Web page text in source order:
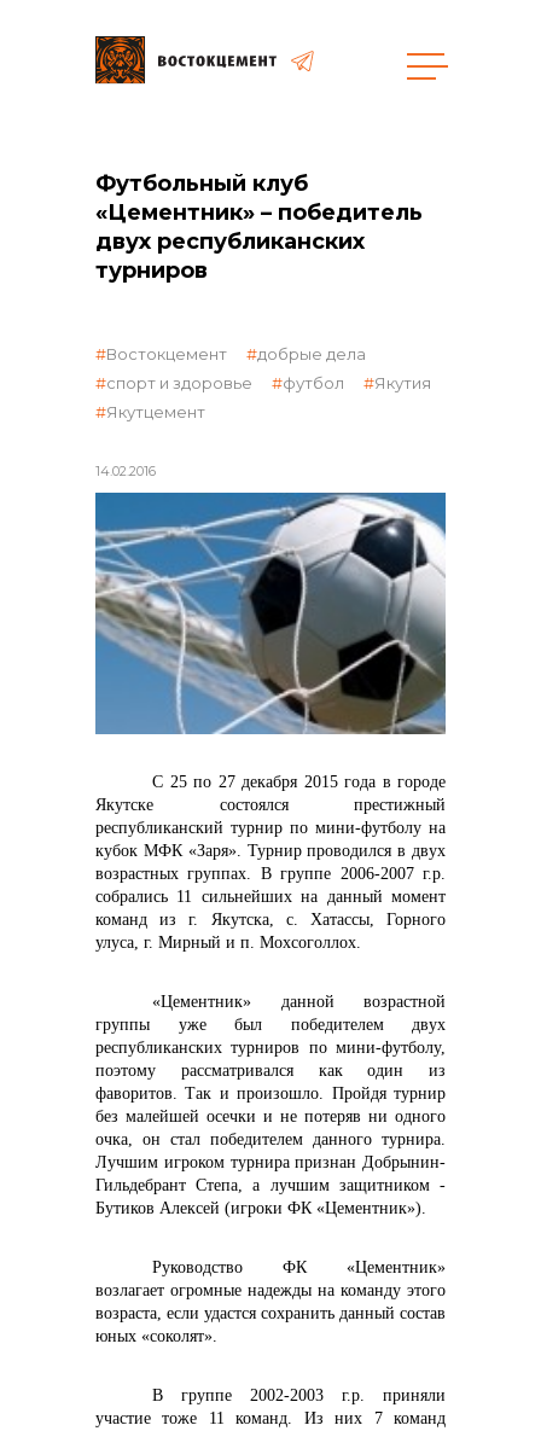
общая информация
объявленные закупки
реализация неликвидов
контакты отдела закупок
Контакты
+7 (423) 234 50 50
info@vostokcement.ru
Футбольный клуб
«Цементник» – победитель
двух республиканских
турниров
14.02.2016
Востокцемент
добрые дела
спорт и здоровье
футбол
Якутия
Якутцемент
С 25 по 27 декабря 2015 года в городе
Якутске состоялся престижный
республиканский турнир по мини-футболу на
кубок МФК «Заря». Турнир проводился в двух
возрастных группах. В группе 2006-2007 г.р.
собрались 11 сильнейших на данный момент
команд из г. Якутска, с. Хатассы, Горного
улуса, г. Мирный и п. Мохсоголлох.
«Цементник» данной возрастной
группы уже был победителем двух
республиканских турниров по мини-футболу,
поэтому рассматривался как один из
фаворитов. Так и произошло. Пройдя турнир
без малейшей осечки и не потеряв ни одного
очка, он стал победителем данного турнира.
Лучшим игроком турнира признан Добрынин-
Гильдебрант Степа, а лучшим защитником -
Бутиков Алексей (игроки ФК «Цементник»).
Руководство ФК «Цементник»
возлагает огромные надежды на команду этого
возраста, если удастся сохранить данный состав
юных «соколят».
В группе 2002-2003 г.р. приняли
участие тоже 11 команд. Из них 7 команд